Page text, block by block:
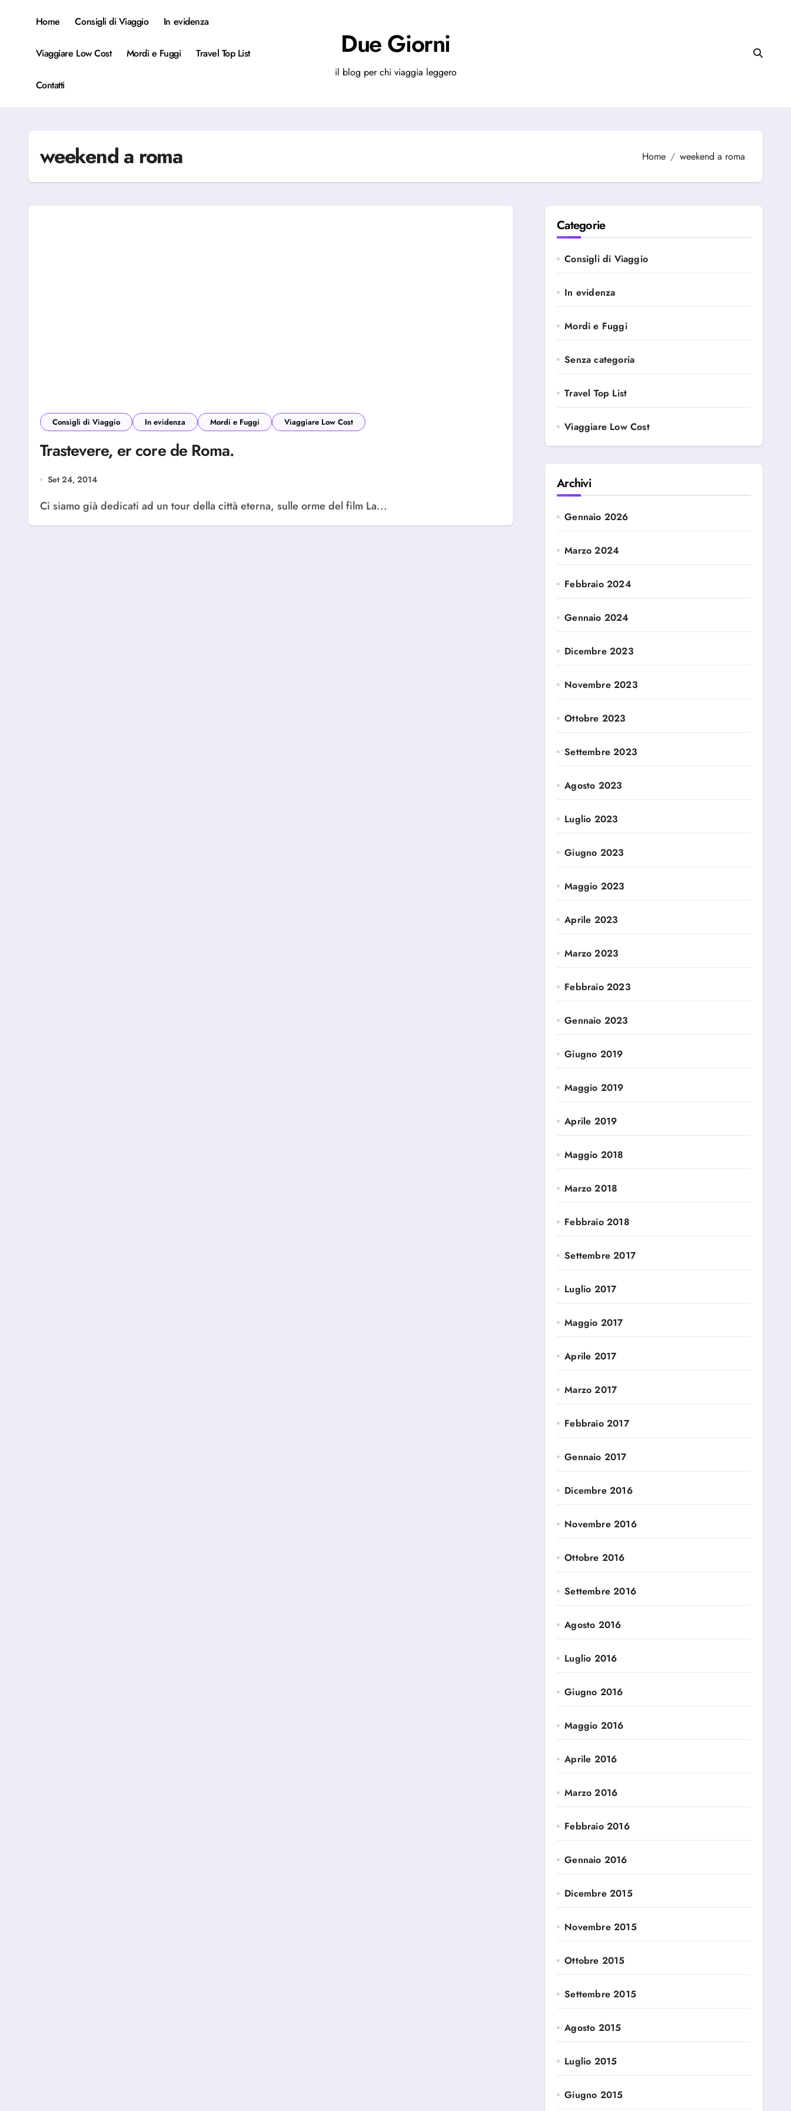
Home Consigli di Viaggio In evidenza
Viaggiare Low Cost Mordi e Fuggi Travel Top List
Contatti
Due Giorni
il blog per chi viaggia leggero
weekend a roma Home weekend a roma
Consigli di Viaggio In evidenza Mordi e Fuggi Viaggiare Low Cost
Trastevere, er core de Roma.
Set 24, 2014
Ci siamo già dedicati ad un tour della città eterna, sulle orme del film La...
Categorie
Consigli di Viaggio
In evidenza
Mordi e Fuggi
Senza categoria
Travel Top List
Viaggiare Low Cost
Archivi
Gennaio 2026
Marzo 2024
Febbraio 2024
Gennaio 2024
Dicembre 2023
Novembre 2023
Ottobre 2023
Settembre 2023
Agosto 2023
Luglio 2023
Giugno 2023
Maggio 2023
Aprile 2023
Marzo 2023
Febbraio 2023
Gennaio 2023
Giugno 2019
Maggio 2019
Aprile 2019
Maggio 2018
Marzo 2018
Febbraio 2018
Settembre 2017
Luglio 2017
Maggio 2017
Aprile 2017
Marzo 2017
Febbraio 2017
Gennaio 2017
Dicembre 2016
Novembre 2016
Ottobre 2016
Settembre 2016
Agosto 2016
Luglio 2016
Giugno 2016
Maggio 2016
Aprile 2016
Marzo 2016
Febbraio 2016
Gennaio 2016
Dicembre 2015
Novembre 2015
Ottobre 2015
Settembre 2015
Agosto 2015
Luglio 2015
Giugno 2015